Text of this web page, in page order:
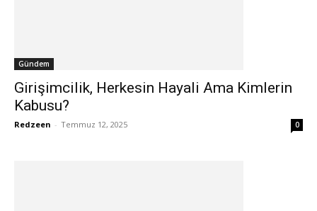
Gündem
Girişimcilik, Herkesin Hayali Ama Kimlerin
Kabusu?
Redzeen - Temmuz 12, 2025 0